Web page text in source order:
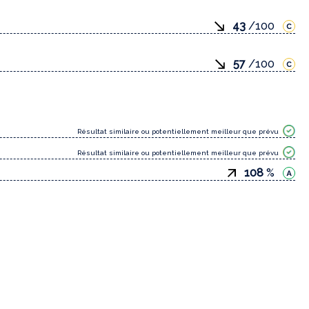
43 /100
57 /100
Résultat similaire ou potentiellement meilleur que prévu
Résultat similaire ou potentiellement meilleur que prévu
108 %